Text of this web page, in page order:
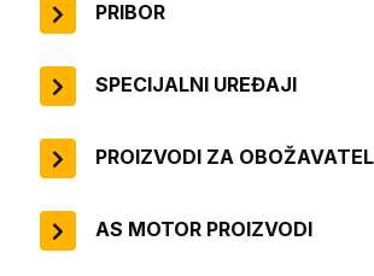
PRIBOR
SPECIJALNI UREĐAJI
PROIZVODI ZA
AS MOTOR PROIZVODI